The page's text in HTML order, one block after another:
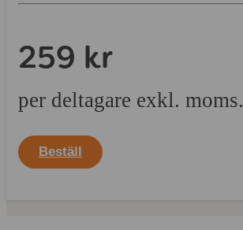
259 kr
per deltagare exkl. moms.
Beställ